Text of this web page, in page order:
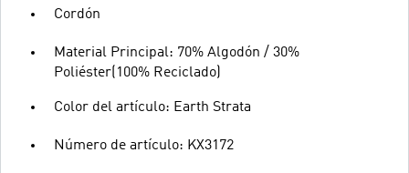
Cordón
Material Principal: 70% Algodón / 30%
Poliéster(100% Reciclado)
Color del artículo: Earth Strata
Número de artículo: KX3172